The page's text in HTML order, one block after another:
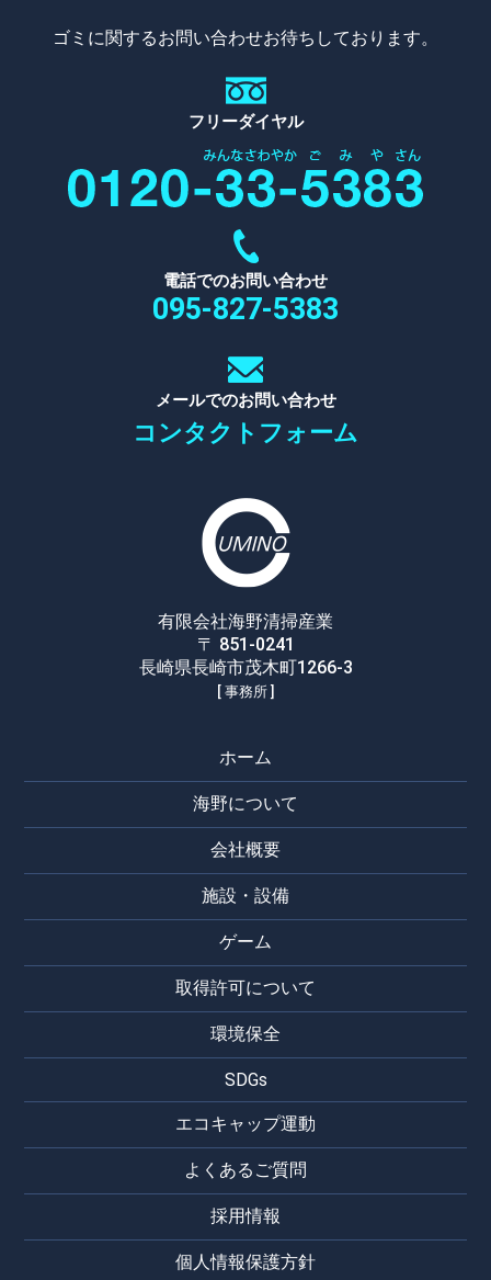
ゴミに関するお問い合わせお待ちしております。
フリーダイヤル
電話でのお問い合わせ
095-827-5383
メールでのお問い合わせ
コンタクトフォーム
有限会社海野清掃産業
〒 851-0241
長崎県長崎市茂木町1266-3
[ 事務所 ]
ホーム
海野について
会社概要
施設・設備
ゲーム
取得許可について
環境保全
SDGs
エコキャップ運動
よくあるご質問
採用情報
個人情報保護方針